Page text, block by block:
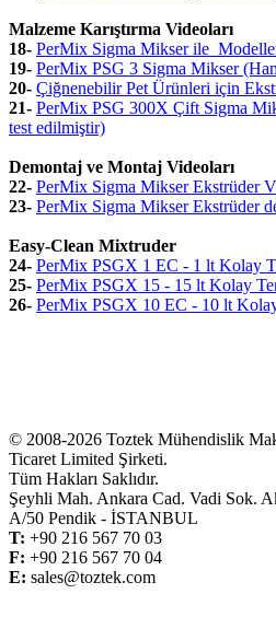
Malzeme Karıştırma Videoları
18- PerMix Sigma Mikser ile
19- PerMix PSG 3 Sigma Mikser
20- Çiğnenebilir Pet Ürünleri için
21- PerMix PSG 300X Çift Sigma
test edilmiştir)
Demontaj ve Montaj Videoları
22- PerMix Sigma Mikser Ekstrüder
23- PerMix Sigma Mikser Ekstrüder
Easy-Clean Mixtruder
24- PerMix PSGX 1 EC - 1 lt Kolay
25- PerMix PSGX 15 - 15 lt Kolay
26- PerMix PSGX 10 EC - 10 lt Kolay
© 2008-2026 Toztek Mühendislik
Ticaret Limited Şirketi.
Tüm Hakları Saklıdır.
Şeyhli Mah. Ankara Cad. Vadi Sok.
A/50 Pendik - İSTANBUL
T: +90 216 567 70 03
F: +90 216 567 70 04
E: sales@toztek.com